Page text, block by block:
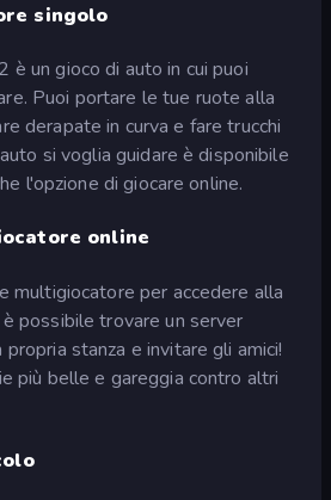
singolo
è un gioco di auto in cui puoi
Puoi portare le tue ruote alla
derapate in curva e fare trucchi
si voglia guidare è disponibile
l'opzione di giocare online.
online
multigiocatore per accedere alla
possibile trovare un server
stanza e invitare gli amici!
più belle e gareggia contro altri